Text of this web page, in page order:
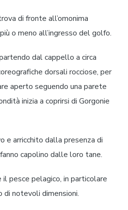
di fronte all’omonima
o meno all’ingresso del golfo.
dal cappello a circa
dorsali rocciose, per
aperto seguendo una parete
inizia a coprirsi di Gorgonie
e arricchito dalla presenza di
capolino dalle loro tane.
pesce pelagico, in particolare
di notevoli dimensioni.